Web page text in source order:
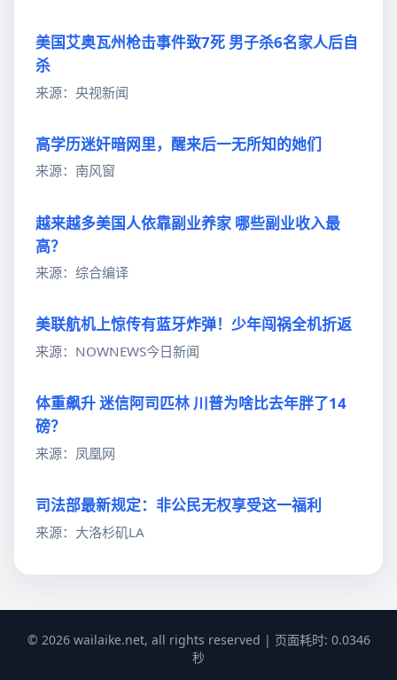
美国艾奥瓦州枪击事件致7死 男子杀6名家人后自
杀
来源：央视新闻
高学历迷奸暗网里，醒来后一无所知的她们
来源：南风窗
越来越多美国人依靠副业养家 哪些副业收入最
高？
来源：综合编译
美联航机上惊传有蓝牙炸弹！少年闯祸全机折返
来源：NOWNEWS今日新闻
体重飙升 迷信阿司匹林 川普为啥比去年胖了14
磅？
来源：凤凰网
司法部最新规定：非公民无权享受这一福利
来源：大洛杉矶LA
© 2026 wailaike.net, all rights reserved | 页面耗时: 0.0346
秒